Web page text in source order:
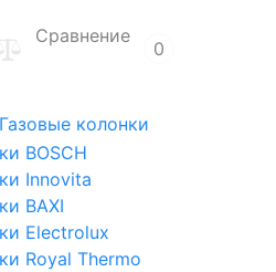
Сравнение
0
Газовые колонки
BOSCH
Innovita
BAXI
Electrolux
Royal Thermo